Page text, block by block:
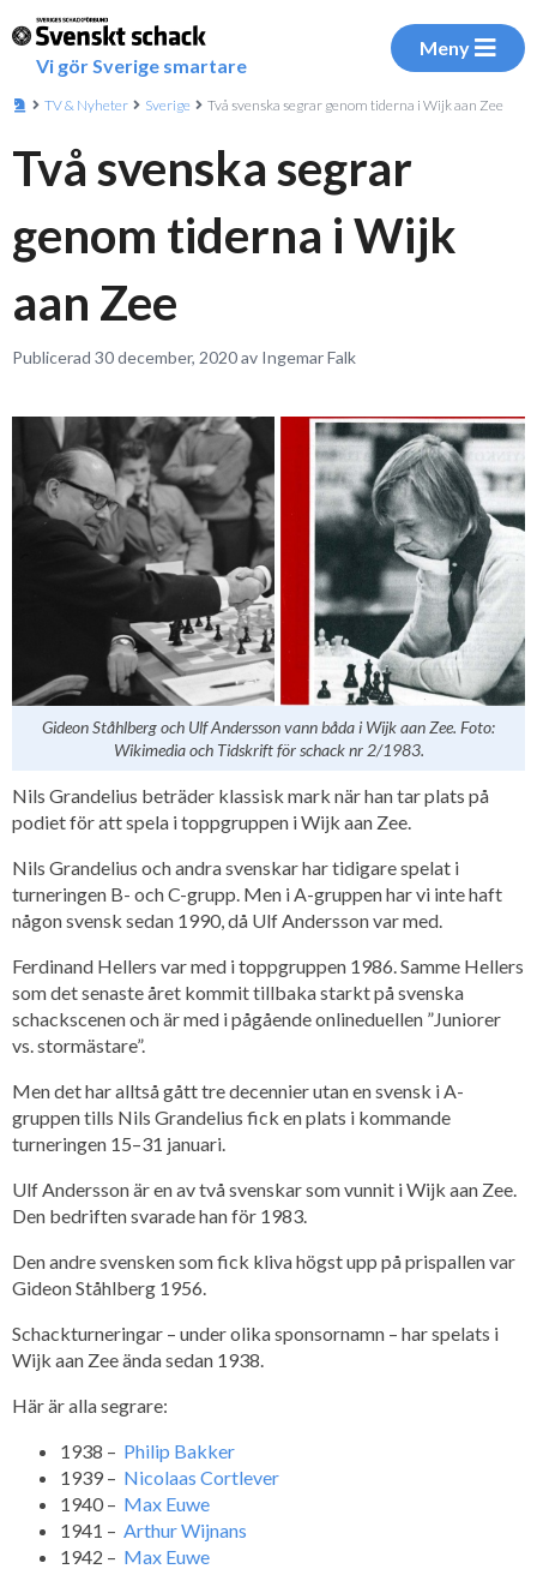
Vi gör Sverige smartare
Meny
TV & Nyheter Sverige Två svenska segrar genom tiderna i Wijk aan Zee
Två svenska segrar
genom tiderna i Wijk
aan Zee
Publicerad 30 december, 2020 av Ingemar Falk
Gideon Ståhlberg och Ulf Andersson vann båda i Wijk aan Zee. Foto:
Wikimedia och Tidskrift för schack nr 2/1983.
Nils Grandelius beträder klassisk mark när han tar plats på
podiet för att spela i toppgruppen i Wijk aan Zee.
Nils Grandelius och andra svenskar har tidigare spelat i
turneringen B- och C-grupp. Men i A-gruppen har vi inte haft
någon svensk sedan 1990, då Ulf Andersson var med.
Ferdinand Hellers var med i toppgruppen 1986. Samme Hellers
som det senaste året kommit tillbaka starkt på svenska
schackscenen och är med i pågående onlineduellen ”Juniorer
vs. stormästare”.
Men det har alltså gått tre decennier utan en svensk i A-
gruppen tills Nils Grandelius fick en plats i kommande
turneringen 15–31 januari.
Ulf Andersson är en av två svenskar som vunnit i Wijk aan Zee.
Den bedriften svarade han för 1983.
Den andre svensken som fick kliva högst upp på prispallen var
Gideon Ståhlberg 1956.
Schackturneringar – under olika sponsornamn – har spelats i
Wijk aan Zee ända sedan 1938.
Här är alla segrare:
1938 – Philip Bakker
1939 – Nicolaas Cortlever
1940 – Max Euwe
1941 – Arthur Wijnans
1942 – Max Euwe